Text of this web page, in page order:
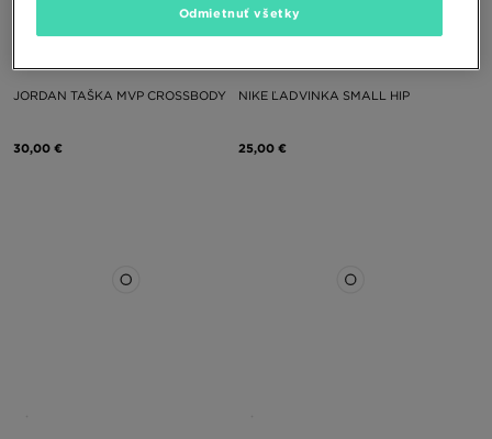
JORDAN TAŠKA MVP CROSSBODY
30,00 €
NIKE ĽADVINKA SMALL HIP
25,00 €
Odmietnuť všetky